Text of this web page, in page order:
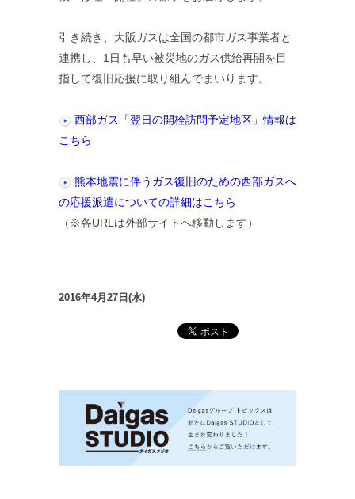
引き続き、大阪ガスは全国の都市ガス事業者と
連携し、1日も早い被災地のガス供給再開を目
指して復旧応援に取り組んでまいります。
西部ガス「翌日の開栓訪問予定地区」情報は
こちら
熊本地震に伴うガス復旧のための西部ガスへ
の応援派遣についての詳細はこちら
（※各URLは外部サイトへ移動します）
2016年4月27日(水)